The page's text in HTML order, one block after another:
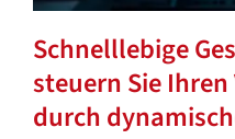
Schnelllebige
steuern Sie
durch